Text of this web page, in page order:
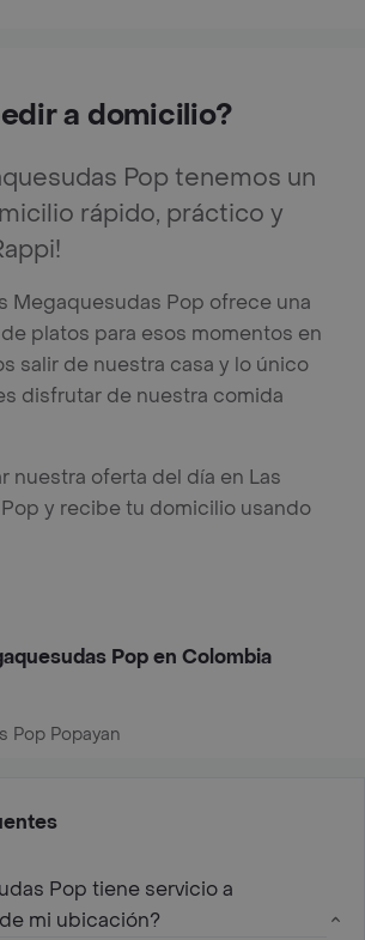
a domicilio?
Pop tenemos un
rápido, práctico y
Megaquesudas Pop ofrece una
platos para esos momentos en
salir de nuestra casa y lo único
disfrutar de nuestra comida
nuestra oferta del día en Las
y recibe tu domicilio usando
Pop en Colombia
Pop Popayan
Pop tiene servicio a
mi ubicación?